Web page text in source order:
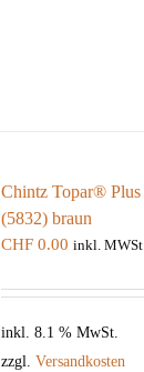
Chintz Topar® Plus
(5832) braun
CHF0.00 inkl. MWSt.
inkl. 8.1 % MwSt.
zzgl. Versandkosten